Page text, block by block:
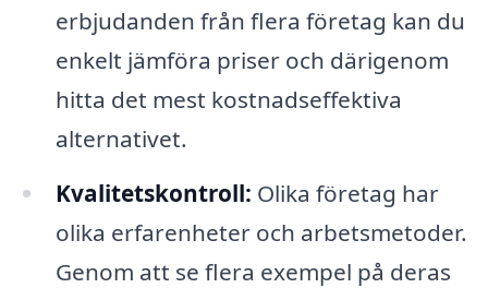
erbjudanden från flera företag kan du
enkelt jämföra priser och därigenom
hitta det mest kostnadseffektiva
alternativet.
Kvalitetskontroll: Olika företag har
olika erfarenheter och arbetsmetoder.
Genom att se flera exempel på deras